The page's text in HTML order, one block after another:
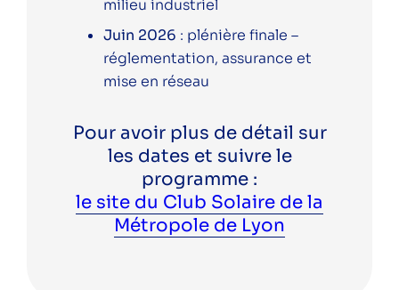
milieu industriel
Juin 2026 : plénière finale –
réglementation, assurance et
mise en réseau
Pour avoir plus de détail sur
les dates et suivre le
programme :
le site du Club Solaire de la
Métropole de Lyon